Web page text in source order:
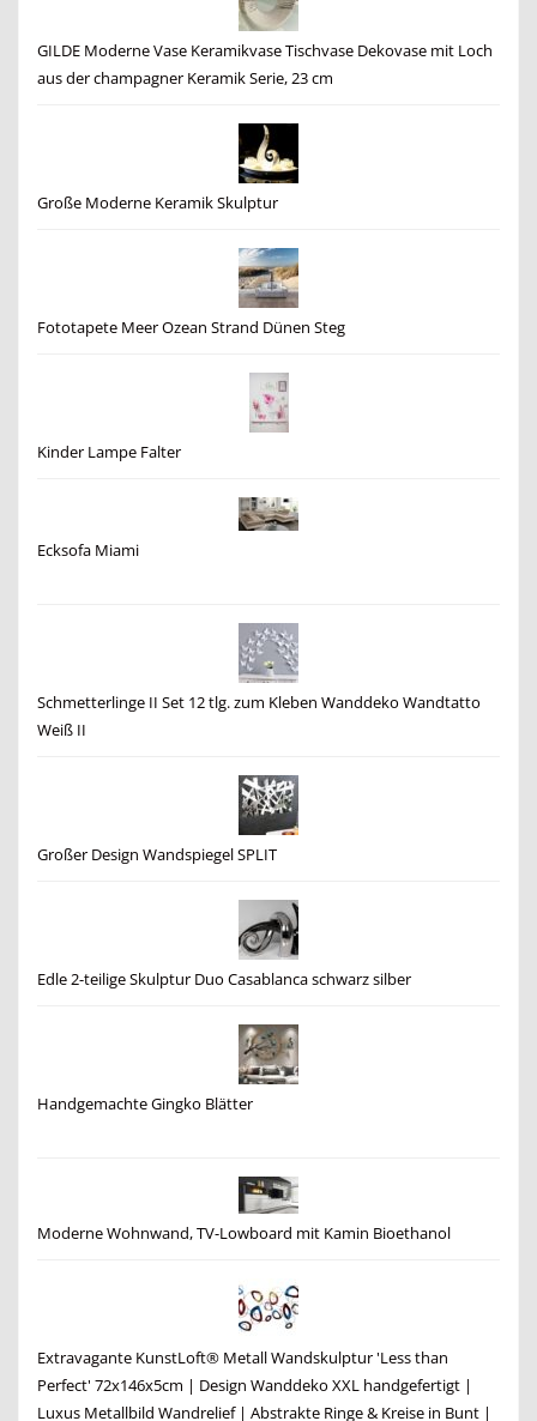
GILDE Moderne Vase Keramikvase Tischvase Dekovase mit Loch
aus der champagner Keramik Serie, 23 cm
Große Moderne Keramik Skulptur
Fototapete Meer Ozean Strand Dünen Steg
Kinder Lampe Falter
Ecksofa Miami
Schmetterlinge II Set 12 tlg. zum Kleben Wanddeko Wandtatto
Weiß II
Großer Design Wandspiegel SPLIT
Edle 2-teilige Skulptur Duo Casablanca schwarz silber
Handgemachte Gingko Blätter
Moderne Wohnwand, TV-Lowboard mit Kamin Bioethanol
Extravagante KunstLoft® Metall Wandskulptur 'Less than
Perfect' 72x146x5cm | Design Wanddeko XXL handgefertigt |
Luxus Metallbild Wandrelief | Abstrakte Ringe & Kreise in Bunt |